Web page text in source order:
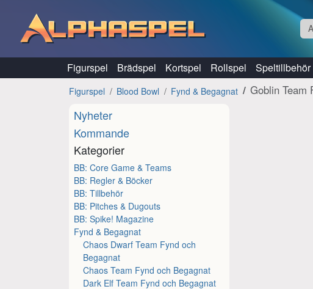
Figurspel Brädspel Kortspel Rollspel Speltillbehör
Figurspel Blood Bowl Fynd & Begagnat Goblin Team
Nyheter
Kommande
Kategorier
BB: Core Game & Teams
BB: Regler & Böcker
BB: Tillbehör
BB: Pitches & Dugouts
BB: Spike! Magazine
Fynd & Begagnat
Chaos Dwarf Team Fynd och
Begagnat
Chaos Team Fynd och Begagnat
Dark Elf Team Fynd och Begagnat